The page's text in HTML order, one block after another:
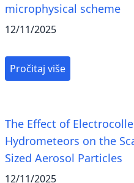
microphysical scheme
12/11/2025
Pročitaj više
The Effect of
Hydrometeors on the
Sized Aerosol Particles
12/11/2025